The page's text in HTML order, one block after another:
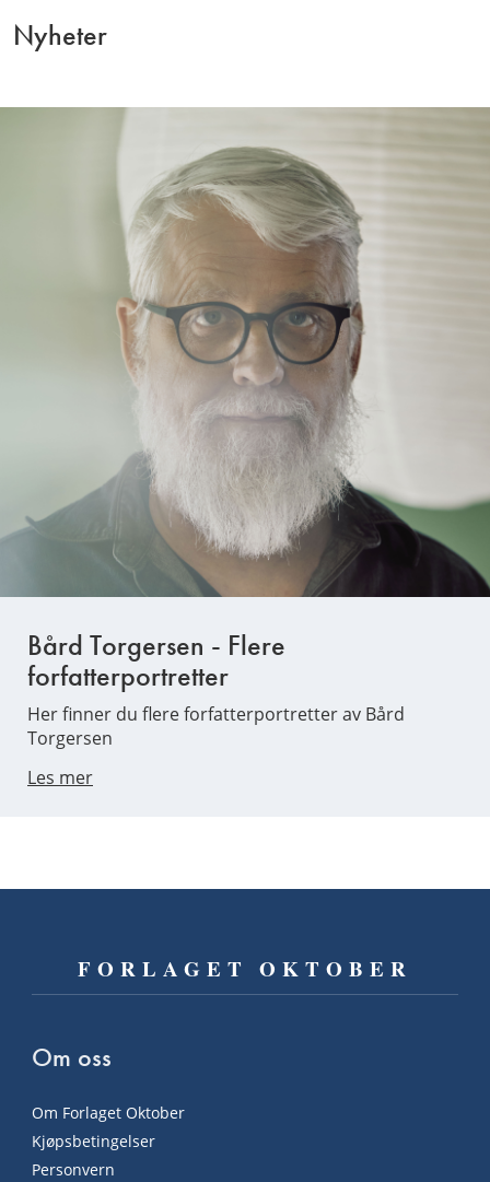
Nyheter
Bård Torgersen - Flere
forfatterportretter
Her finner du flere forfatterportretter av Bård
Torgersen
Les mer
FORLAGET OKTOBER
Om oss
Om Forlaget Oktober
Kjøpsbetingelser
Personvern